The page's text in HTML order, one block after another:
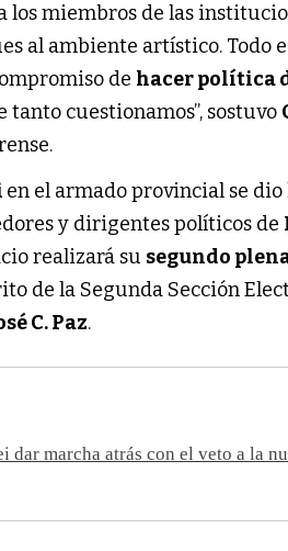
los miembros de las
al ambiente artístico. Todo
de hacer política
cuestionamos”, sostuvo
en el armado provincial se dio
y dirigentes políticos de
realizará su segundo
de la Segunda Sección
C. Paz.
marcha atrás con el veto a la